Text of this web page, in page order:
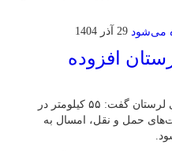
29 آذر 1404
افزوده
معاون هماهنگی امور عمرانی استانداری لرستان گفت: ۵۵ کیلومتر در
حمل و نقل، امسال به